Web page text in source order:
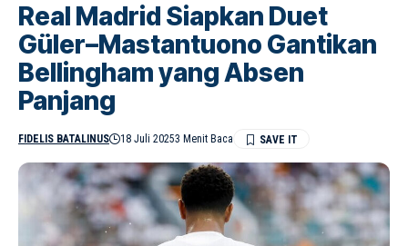
Real Madrid Siapkan Duet
Güler–Mastantuono Gantikan
Bellingham yang Absen
Panjang
FIDELIS BATALINUS 18 Juli 20253 Menit Baca